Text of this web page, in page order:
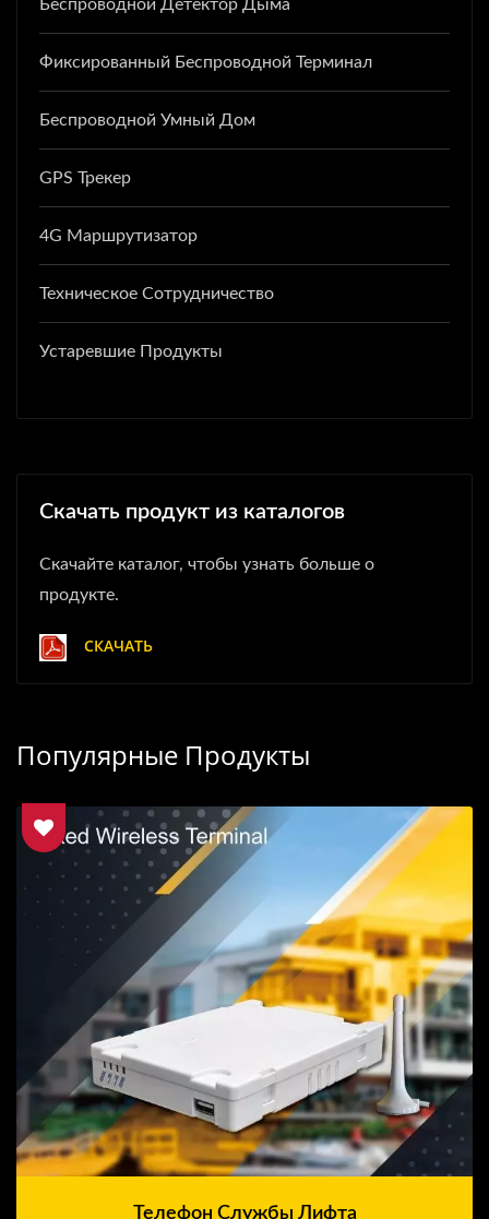
Беспроводной Детектор Дыма
Фиксированный Беспроводной Терминал
Беспроводной Умный Дом
GPS Трекер
4G Маршрутизатор
Техническое Сотрудничество
Устаревшие Продукты
Скачать продукт из каталогов
Скачайте каталог, чтобы узнать больше о
продукте.
СКАЧАТЬ
Популярные Продукты
Телефон Службы Лифта